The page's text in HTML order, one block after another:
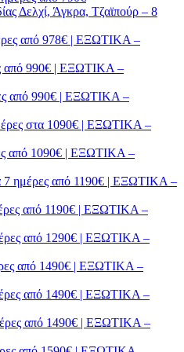
Δελχί, Άγκρα, Τζαϊπούρ – 8
από 978€ | ΕΞΩΤΙΚΑ –
από 990€ | ΕΞΩΤΙΚΑ –
από 990€ | ΕΞΩΤΙΚΑ –
στα 1090€ | ΕΞΩΤΙΚΑ –
από 1090€ | ΕΞΩΤΙΚΑ –
7 ημέρες από 1190€ | ΕΞΩΤΙΚΑ –
από 1190€ | ΕΞΩΤΙΚΑ –
από 1290€ | ΕΞΩΤΙΚΑ –
από 1490€ | ΕΞΩΤΙΚΑ –
από 1490€ | ΕΞΩΤΙΚΑ –
από 1490€ | ΕΞΩΤΙΚΑ –